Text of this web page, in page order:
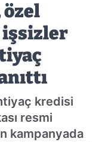
işsizler
kredisi
resmi
kampanyada